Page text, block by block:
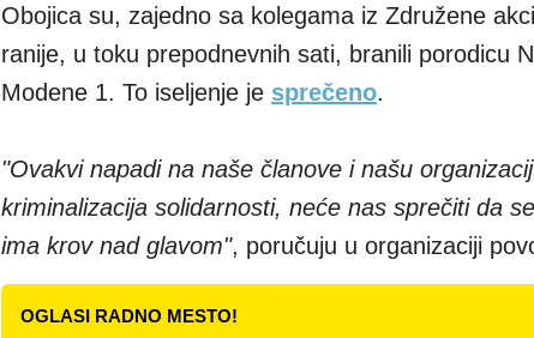
Obojica su, zajedno sa kolegama iz Združene
ranije, u toku prepodnevnih sati, branili porodicu
Modene 1. To iseljenje je sprečeno.
"Ovakvi napadi na naše članove i našu
kriminalizacija solidarnosti, neće nas sprečiti da
ima krov nad glavom", poručuju u organizaciji
OGLASI RADNO MESTO!